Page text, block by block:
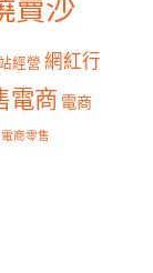
賣沙
經營 網紅行
電商 電商
電商零售